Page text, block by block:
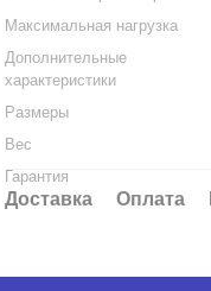
Максимальная нагрузка
Дополнительные
характеристики
Размеры
Вес
Гарантия
Доставка Оплата